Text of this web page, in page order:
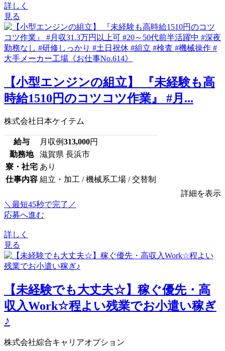
詳しく
見る
【小型エンジンの組立】 『未経験も高
時給1510円のコツコツ作業』 #月...
株式会社日本ケイテム
給与 月収例313,000円
勤務地
滋賀県 長浜市
寮・社宅 あり
仕事内容 組立・加工 / 機械系工場 / 交替制
詳細を表示
＼最短45秒で完了／
応募へ進む
詳しく
見る
【未経験でも大丈夫☆】稼ぐ優先・高
収入Work☆程よい残業でお小遣い稼ぎ
♪
株式会社綜合キャリアオプション